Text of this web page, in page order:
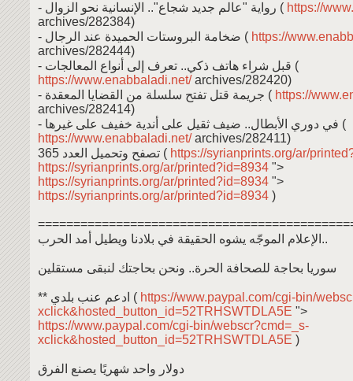
- رواية "عالم جديد شجاع".. الإنسانية نحو الزوال ( https://
archives/282384)
- ضخامة البروستات الحميدة عند الرجال ( https://
archives/282444)
- قبل شراء هاتف ذكي.. تعرف إلى أنواع المعالجات (
https://www.enabbaladi.net/archives/282420)
- جريمة قتل تفتح سلسلة من القضايا المعقدة ( https://
archives/282414)
- في دوري الأبطال.. ضيف ثقيل على أندية خفيف على غيرها (
https://www.enabbaladi.net/archives/282411)
تصفح وتحميل العدد 365 ( https://syrianprints.org/ar/
https://syrianprints.org/ar/printed?id=8934 ">
https://syrianprints.org/ar/printed?id=8934 ">
https://syrianprints.org/ar/printed?id=8934 )
الإعلام الموجّه يشوه الحقيقة في بلادنا ويطيل أمد الحرب..
سوريا بحاجة للصحافة الحرة.. ونحن بحاجتك لنبقى مستقلين
** ادعم عنب بلدي ( https://www.paypal.com/cgi-bin/
xclick&hosted_button_id=52TRHSWTDLA5E ">
https://www.paypal.com/cgi-bin/webscr?cmd=_s-
xclick&hosted_button_id=52TRHSWTDLA5E )
دولار واحد شهريًا يصنع الفرق